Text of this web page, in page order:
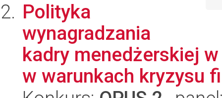
Polityka
wynagradzania
kadry menedżerskiej
w warunkach kryzysu